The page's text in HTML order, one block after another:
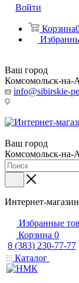
Войти
Корзина
Ваш город
Комсомольск-на-
info@sibirskie-
Ваш город
Комсомольск-на-
Интернет-
Избранные
Корзина 0
8 (383) 230-77-77
Каталог